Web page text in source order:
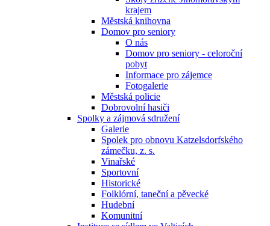
krajem
Městská knihovna
Domov pro seniory
O nás
Domov pro seniory - celoroční
pobyt
Informace pro zájemce
Fotogalerie
Městská policie
Dobrovolní hasiči
Spolky a zájmová sdružení
Galerie
Spolek pro obnovu Katzelsdorfského
zámečku, z. s.
Vinařské
Sportovní
Historické
Folklórní, taneční a pěvecké
Hudební
Komunitní